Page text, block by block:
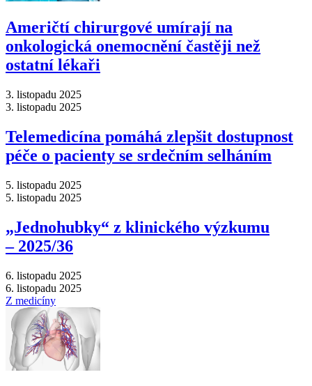
Američtí chirurgové umírají na
onkologická onemocnění častěji než
ostatní lékaři
3. listopadu 2025
3. listopadu 2025
Telemedicína pomáhá zlepšit dostupnost
péče o pacienty se srdečním selháním
5. listopadu 2025
5. listopadu 2025
„Jednohubky“ z klinického výzkumu
–⁠ 2025/36
6. listopadu 2025
6. listopadu 2025
Z medicíny